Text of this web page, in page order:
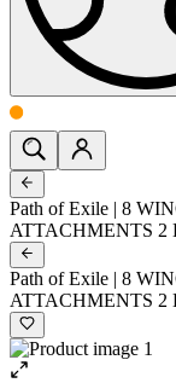
Path of Exile | 8
ATTACHMENTS 2
Path of Exile | 8
ATTACHMENTS 2